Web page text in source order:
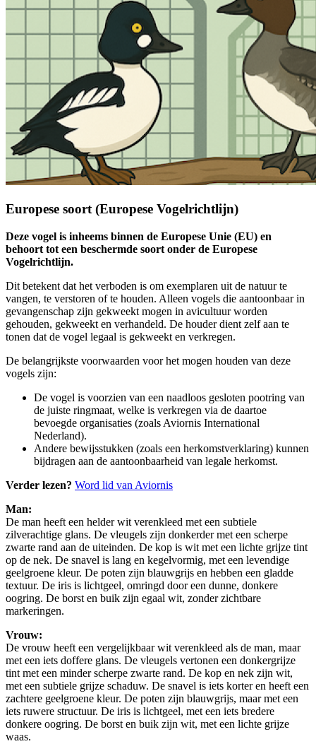
Europese soort (Europese Vogelrichtlijn)
Deze vogel is inheems binnen de Europese Unie (EU) en
behoort tot een beschermde soort onder de Europese
Vogelrichtlijn.
Dit betekent dat het verboden is om exemplaren uit de natuur te
vangen, te verstoren of te houden. Alleen vogels die aantoonbaar in
gevangenschap zijn gekweekt mogen in avicultuur worden
gehouden, gekweekt en verhandeld. De houder dient zelf aan te
tonen dat de vogel legaal is gekweekt en verkregen.
De belangrijkste voorwaarden voor het mogen houden van deze
vogels zijn:
De vogel is voorzien van een naadloos gesloten pootring van
de juiste ringmaat, welke is verkregen via de daartoe
bevoegde organisaties (zoals Aviornis International
Nederland).
Andere bewijsstukken (zoals een herkomstverklaring) kunnen
bijdragen aan de aantoonbaarheid van legale herkomst.
Verder lezen? Word lid van Aviornis
Man:
De man heeft een helder wit verenkleed met een subtiele
zilverachtige glans. De vleugels zijn donkerder met een scherpe
zwarte rand aan de uiteinden. De kop is wit met een lichte grijze tint
op de nek. De snavel is lang en kegelvormig, met een levendige
geelgroene kleur. De poten zijn blauwgrijs en hebben een gladde
textuur. De iris is lichtgeel, omringd door een dunne, donkere
oogring. De borst en buik zijn egaal wit, zonder zichtbare
markeringen.
Vrouw:
De vrouw heeft een vergelijkbaar wit verenkleed als de man, maar
met een iets doffere glans. De vleugels vertonen een donkergrijze
tint met een minder scherpe zwarte rand. De kop en nek zijn wit,
met een subtiele grijze schaduw. De snavel is iets korter en heeft een
zachtere geelgroene kleur. De poten zijn blauwgrijs, maar met een
iets ruwere structuur. De iris is lichtgeel, met een iets bredere
donkere oogring. De borst en buik zijn wit, met een lichte grijze
waas.